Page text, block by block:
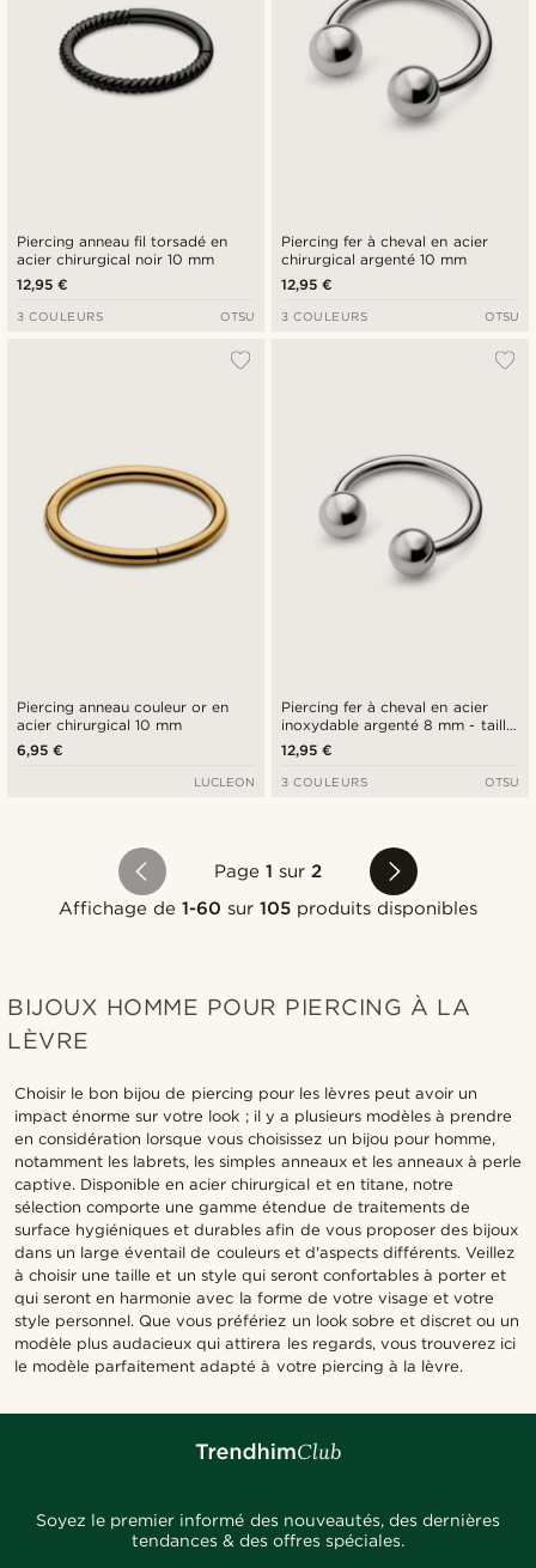
Piercing anneau fil torsadé en
acier chirurgical noir 10 mm
12,95 €
3 COULEURS OTSU
Piercing fer à cheval en acier
chirurgical argenté 10 mm
12,95 €
3 COULEURS OTSU
Piercing anneau couleur or en
acier chirurgical 10 mm
6,95 €
LUCLEON
Piercing fer à cheval en acier
inoxydable argenté 8 mm - taille
medium
12,95 €
3 COULEURS OTSU
Page 1 sur2
Affichage de 1-60 sur105 produits disponibles
BIJOUX HOMME POUR PIERCING À LA
LÈVRE
Choisir le bon bijou de piercing pour les lèvres peut avoir un
impact énorme sur votre look ; il y a plusieurs modèles à prendre
en considération lorsque vous choisissez un bijou pour homme,
notamment les labrets, les simples anneaux et les anneaux à perle
captive. Disponible en acier chirurgical et en titane, notre
sélection comporte une gamme étendue de traitements de
surface hygiéniques et durables afin de vous proposer des bijoux
dans un large éventail de couleurs et d'aspects différents. Veillez
à choisir une taille et un style qui seront confortables à porter et
qui seront en harmonie avec la forme de votre visage et votre
style personnel. Que vous préfériez un look sobre et discret ou un
modèle plus audacieux qui attirera les regards, vous trouverez ici
le modèle parfaitement adapté à votre piercing à la lèvre.
Soyez le premier informé des nouveautés, des dernières
tendances & des offres spéciales.